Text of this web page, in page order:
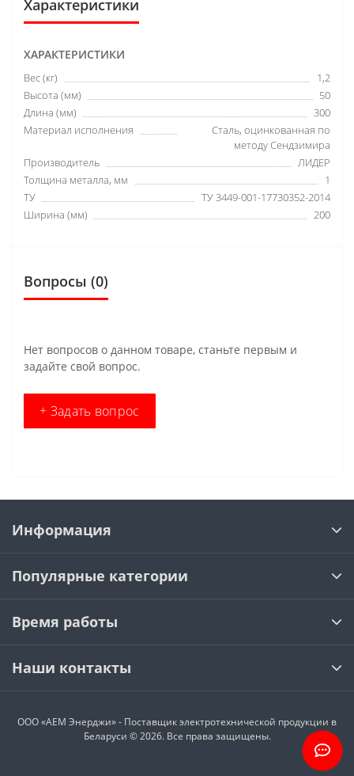
Характеристики
ХАРАКТЕРИСТИКИ
Вес (кг)
1,2
Высота (мм)
50
Длина (мм)
300
Материал исполнения
Сталь, оцинкованная по
методу Сендзимира
Производитель
ЛИДЕР
Толщина металла, мм
1
ТУ
ТУ 3449-001-17730352-2014
Ширина (мм)
200
Вопросы (0)
Нет вопросов о данном товаре, станьте первым и
задайте свой вопрос.
+ Задать вопрос
Информация
Популярные категории
Время работы
Наши контакты
ООО «АЕМ Энерджи» - Поставщик электротехнической продукции в
Беларуси © 2026. Все права защищены.